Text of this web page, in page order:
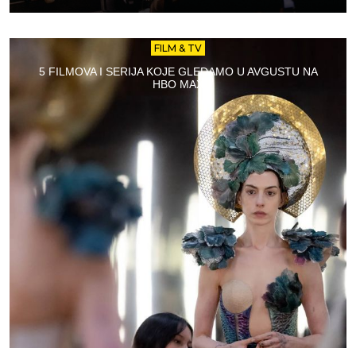
FILM & TV
5 FILMOVA I SERIJA KOJE GLEDAMO U AVGUSTU NA
HBO MAX